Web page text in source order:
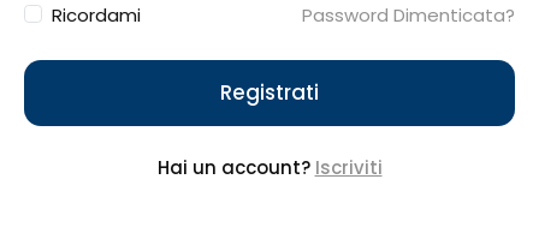
Ricordami Password Dimenticata?
Registrati
Hai un account? Iscriviti